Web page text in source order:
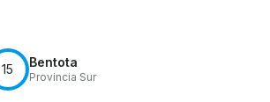
15 Bentota
Provincia Sur